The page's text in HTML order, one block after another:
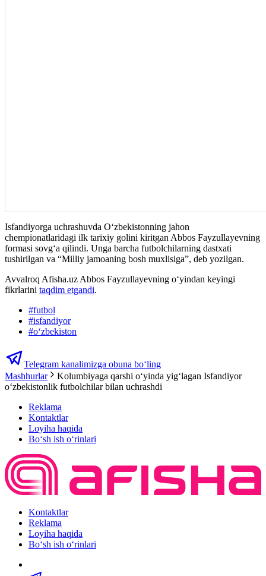
Isfandiyorga uchrashuvda Oʻzbekistonning jahon
chempionatlaridagi ilk tarixiy golini kiritgan Abbos Fayzullayevning
formasi sovgʻa qilindi. Unga barcha futbolchilarning dastxati
tushirilgan va “Milliy jamoaning bosh muxlisiga”, deb yozilgan.
Avvalroq Afisha.uz Abbos Fayzullayevning oʻyindan keyingi
fikrlarini taqdim etgandi.
#futbol
#isfandiyor
#oʻzbekiston
Telegram kanalimizga obuna bo‘ling
Mashhurlar
Kolumbiyaga qarshi oʻyinda yigʻlagan Isfandiyor
oʻzbekistonlik futbolchilar bilan uchrashdi
Reklama
Kontaktlar
Loyiha haqida
Bo‘sh ish o‘rinlari
Kontaktlar
Reklama
Loyiha haqida
Bo‘sh ish o‘rinlari